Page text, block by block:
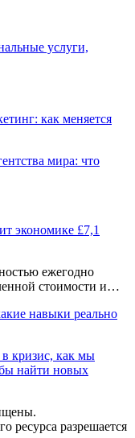
услуги,
как меняется
мира: что
экономике £7,1
ежегодно
стоимости и…
навыки реально
кризис, как мы
найти новых
ресурса разрешается